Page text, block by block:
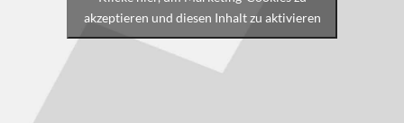
akzeptieren und diesen Inhalt zu aktivieren